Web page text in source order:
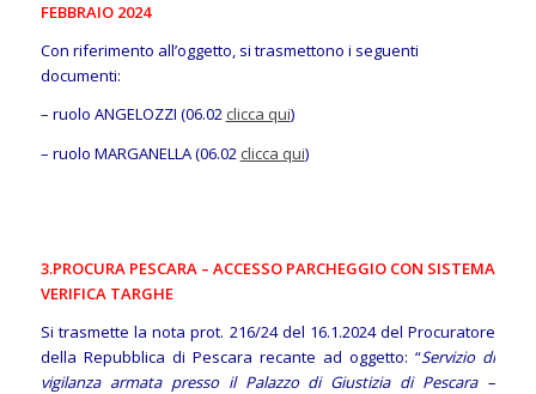
FEBBRAIO 2024
Con riferimento all’oggetto, si trasmettono i seguenti
documenti:
– ruolo ANGELOZZI (06.02 clicca qui)
– ruolo MARGANELLA (06.02 clicca qui)
3.PROCURA PESCARA – ACCESSO PARCHEGGIO CON SISTEMA
VERIFICA TARGHE
Si trasmette la nota prot. 216/24 del 16.1.2024 del Procuratore
della Repubblica di Pescara recante ad oggetto: “Servizio di
vigilanza armata presso il Palazzo di Giustizia di Pescara –